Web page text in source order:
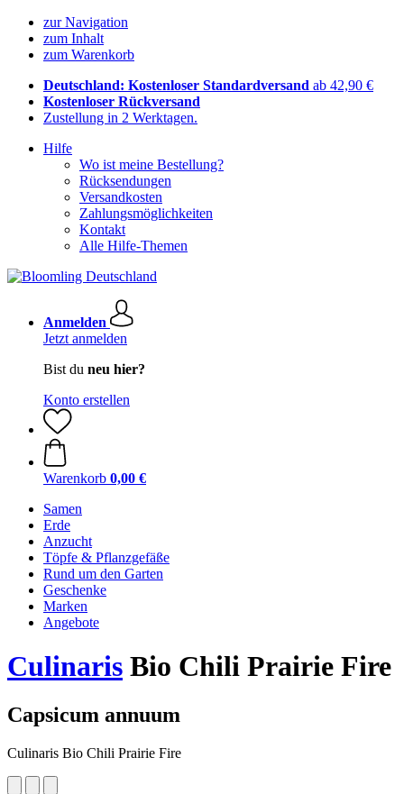
zur Navigation
zum Inhalt
zum Warenkorb
Deutschland: Kostenloser Standardversand ab 42,90 €
Kostenloser Rückversand
Zustellung in 2 Werktagen.
Hilfe
Wo ist meine Bestellung?
Rücksendungen
Versandkosten
Zahlungsmöglichkeiten
Kontakt
Alle Hilfe-Themen
Anmelden
Jetzt anmelden
Bist du neu hier?
Konto erstellen
Warenkorb 0,00 €
Samen
Erde
Anzucht
Töpfe & Pflanzgefäße
Rund um den Garten
Geschenke
Marken
Angebote
Culinaris Bio Chili Prairie Fire
Capsicum annuum
Culinaris Bio Chili Prairie Fire